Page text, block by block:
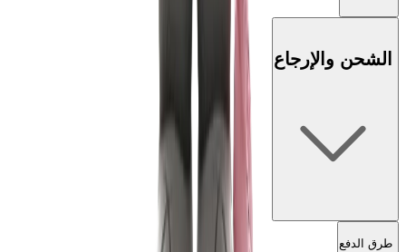
الشحن والإرجاع
طرق الدفع